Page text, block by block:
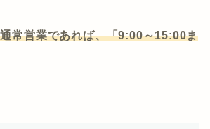
常営業であれば、「9:00～15:00ま